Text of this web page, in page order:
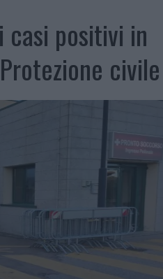
casi positivi in
civile